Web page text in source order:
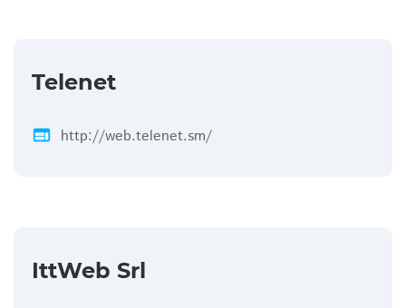
Telenet
web http://web.telenet.sm/
IttWeb Srl